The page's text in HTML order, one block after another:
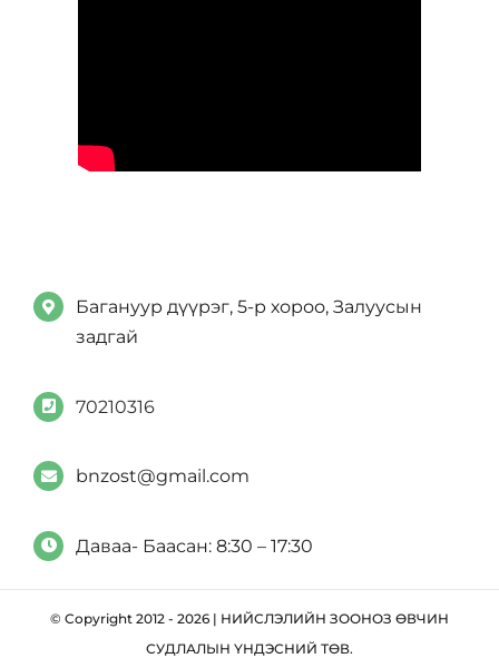
Багануур дүүрэг, 5-р хороо, Залуусын
задгай
70210316
bnzost@gmail.com
Даваа- Баасан: 8:30 – 17:30
© Copyright 2012 - 2026 | НИЙСЛЭЛИЙН ЗООНОЗ ӨВЧИН
СУДЛАЛЫН ҮНДЭСНИЙ ТӨВ.